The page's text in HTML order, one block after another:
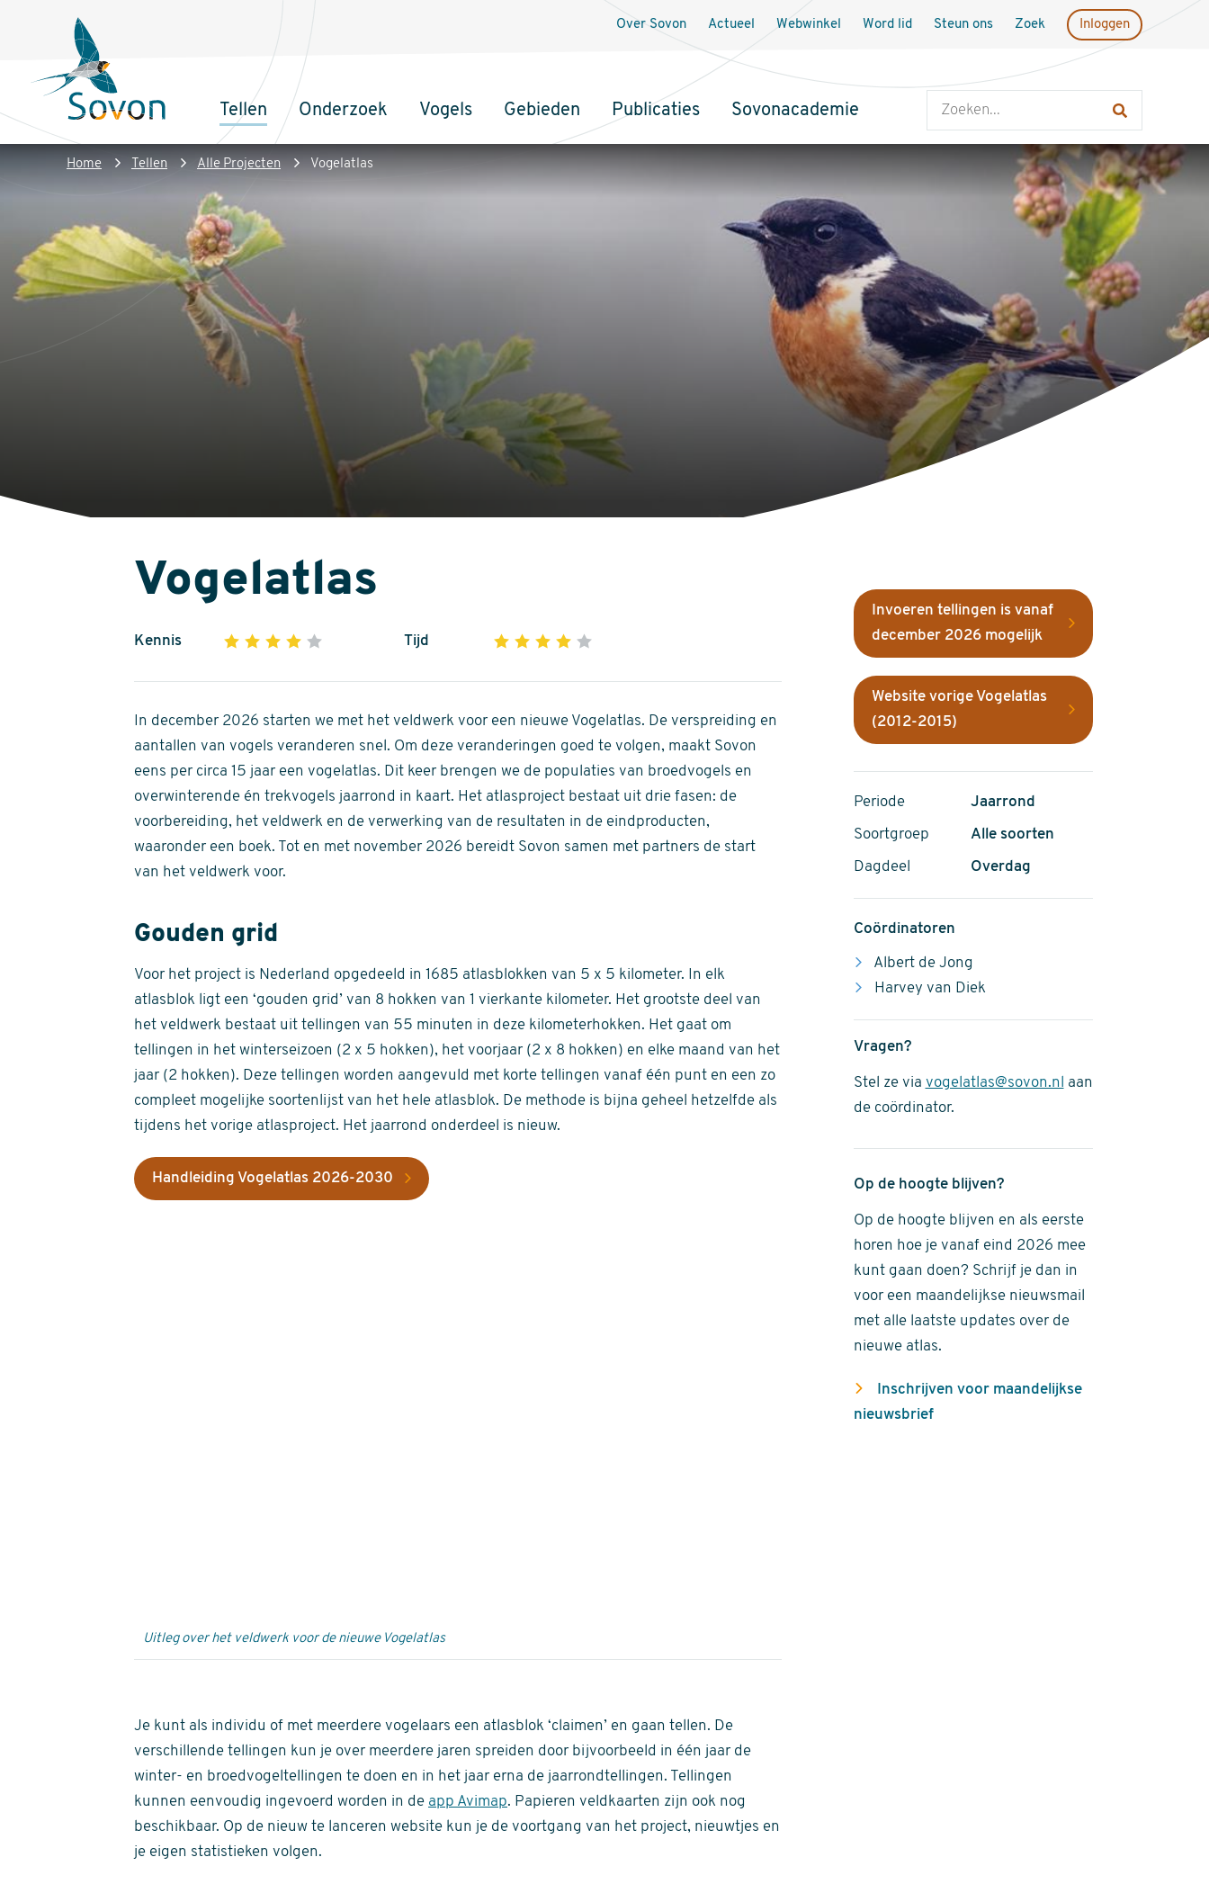
inhoud
Sovon
Homepage
Hoofdnavigatie
Tellen Onderzoek Vogels Gebieden Publicaties Sovonacademie
Over Sovon Actueel Webwinkel Word lid Steun ons Zoek Inloggen
Kruimelpad
Home Tellen Alle Projecten Vogelatlas
Vogelatlas
Kennis 1 2 3 4
of
5
stars
Tijd 1 2 3 4
of
5
stars
In december 2026 starten we met het veldwerk voor een nieuwe Vogelatlas. De verspreiding en
aantallen van vogels veranderen snel. Om deze veranderingen goed te volgen, maakt Sovon
eens per circa 15 jaar een vogelatlas. Dit keer brengen we de populaties van broedvogels en
overwinterende én trekvogels jaarrond in kaart. Het atlasproject bestaat uit drie fasen: de
voorbereiding, het veldwerk en de verwerking van de resultaten in de eindproducten,
waaronder een boek. Tot en met november 2026 bereidt Sovon samen met partners de start
van het veldwerk voor.
Gouden grid
Voor het project is Nederland opgedeeld in 1685 atlasblokken van 5 x 5 kilometer. In elk
atlasblok ligt een ‘gouden grid’ van 8 hokken van 1 vierkante kilometer. Het grootste deel van
het veldwerk bestaat uit tellingen van 55 minuten in deze kilometerhokken. Het gaat om
tellingen in het winterseizoen (2 x 5 hokken), het voorjaar (2 x 8 hokken) en elke maand van het
jaar (2 hokken). Deze tellingen worden aangevuld met korte tellingen vanaf één punt en een zo
compleet mogelijke soortenlijst van het hele atlasblok. De methode is bijna geheel hetzelfde als
tijdens het vorige atlasproject. Het jaarrond onderdeel is nieuw.
Handleiding Vogelatlas 2026-2030
Uitleg over het veldwerk voor de nieuwe Vogelatlas
Je kunt als individu of met meerdere vogelaars een atlasblok ‘claimen’ en gaan tellen. De
verschillende tellingen kun je over meerdere jaren spreiden door bijvoorbeeld in één jaar de
winter- en broedvogeltellingen te doen en in het jaar erna de jaarrondtellingen. Tellingen
kunnen eenvoudig ingevoerd worden in de app Avimap. Papieren veldkaarten zijn ook nog
beschikbaar. Op de nieuw te lanceren website kun je de voortgang van het project, nieuwtjes en
je eigen statistieken volgen.
Invoeren tellingen is vanaf
december 2026 mogelijk
Website vorige Vogelatlas
(2012-2015)
Periode Jaarrond
Soortgroep Alle soorten
Dagdeel Overdag
Coördinatoren
Albert de Jong
Harvey van Diek
Vragen?
Stel ze via vogelatlas@sovon.nl
aan
de coördinator.
Op de hoogte blijven?
Op de hoogte blijven en als eerste
horen hoe je vanaf eind 2026 mee
kunt gaan doen? Schrijf je dan in
voor een maandelijkse nieuwsmail
met alle laatste updates over de
nieuwe atlas.
Inschrijven voor maandelijkse
nieuwsbrief